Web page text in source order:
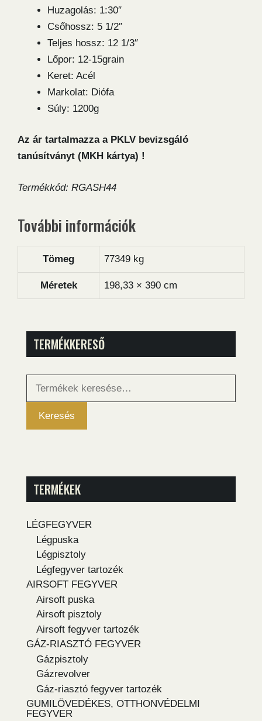
Huzagolás: 1:30″
Csőhossz: 5 1/2″
Teljes hossz: 12 1/3″
Lőpor: 12-15grain
Keret: Acél
Markolat: Diófa
Súly: 1200g
Az ár tartalmazza a PKLV bevizsgáló
tanúsítványt (MKH kártya) !
Termékkód: RGASH44
További információk
Tömeg 77349 kg
Méretek 198,33 × 390 cm
TERMÉKKERESŐ
következőre:
Keresés
TERMÉKEK
LÉGFEGYVER
Légpuska
Légpisztoly
Légfegyver tartozék
AIRSOFT FEGYVER
Airsoft puska
Airsoft pisztoly
Airsoft fegyver tartozék
GÁZ-RIASZTÓ FEGYVER
Gázpisztoly
Gázrevolver
Gáz-riasztó fegyver tartozék
GUMILÖVEDÉKES, OTTHONVÉDELMI
FEGYVER